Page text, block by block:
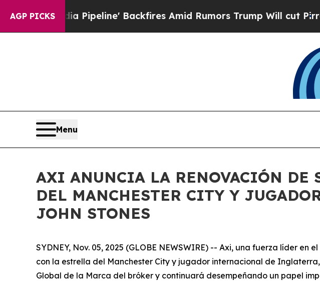
AGP PICKS
Media Pipeline' Backfires Amid Rumors Trump Will cut Pirro
Menu
AXI ANUNCIA LA RENOVACIÓN DE
DEL MANCHESTER CITY Y
JOHN STONES
SYDNEY, Nov. 05, 2025 (GLOBE NEWSWIRE) -- Axi, una fuerza líder
con la estrella del Manchester City y jugador internacional de
Global de la Marca del bróker y continuará desempeñando un papel